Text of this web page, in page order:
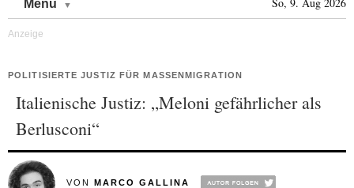
Menü
POLITISIERTE JUSTIZ FÜR MASSENMIGRATION
Italienische Justiz: „Meloni gefährlicher als
Berlusconi“
VON MARCO GALLINA